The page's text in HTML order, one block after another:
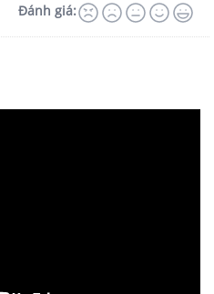
Đánh giá: